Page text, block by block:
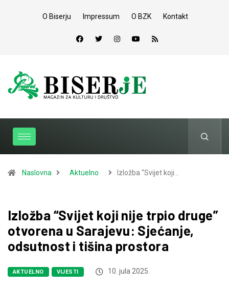
O Biserju Impressum O BZK Kontakt
Naslovna Aktuelno Izložba “Svijet koji…
Izložba “Svijet koji nije trpio druge”
otvorena u Sarajevu: Sjećanje,
odsutnost i tišina prostora
AKTUELNO VIJESTI 10. jula 2025.